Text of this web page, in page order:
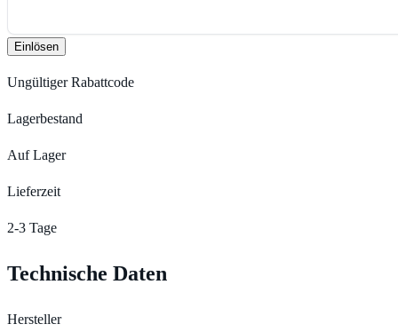
Einlösen
Ungültiger Rabattcode
Lagerbestand
Auf Lager
Lieferzeit
2-3 Tage
Technische Daten
Hersteller